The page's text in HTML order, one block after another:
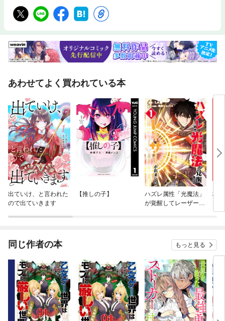
あわせてよく買われている本
出ていけ、と言われた
ので出ていきます
【推しの子】
ハズレ属性「光魔法」
が覚醒してレーザーが
杖
同じ作者の本 もっと見る